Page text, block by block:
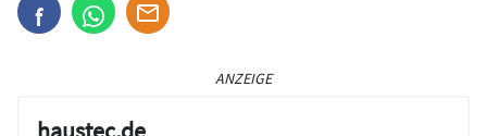
ANZEIGE